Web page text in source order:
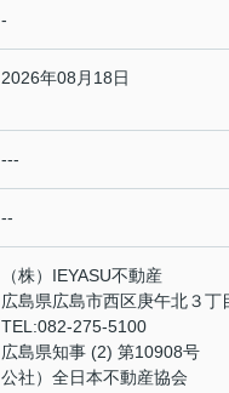
-
2026年08月18日
---
--
（株）IEYASU不動産
広島県広島市西区庚午北３丁
TEL:082-275-5100
広島県知事 (2) 第10908号
公社）全日本不動産協会